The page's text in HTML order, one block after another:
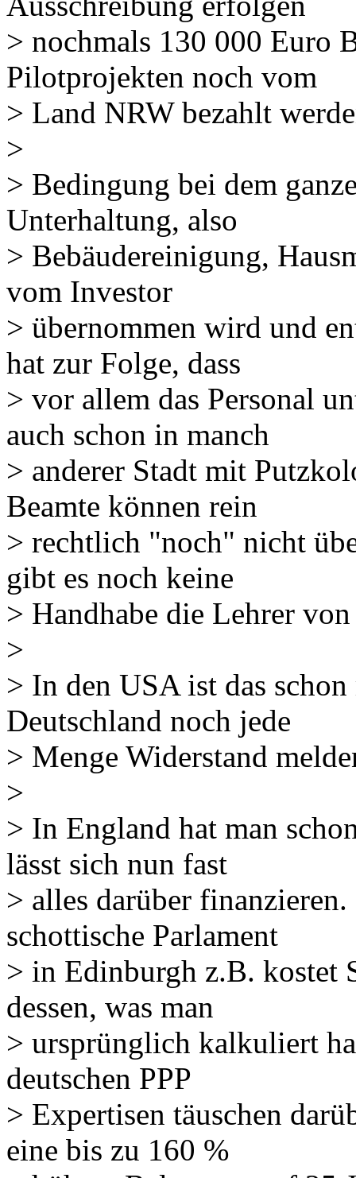
> nochmals 130 000 Euro
Pilotprojekten noch vom
> Land NRW bezahlt
>
> Bedingung bei dem
Unterhaltung, also
> Bebäudereinigung,
vom Investor
> übernommen wird und
hat zur Folge, dass
> vor allem das Personal
auch schon in manch
> anderer Stadt mit
Beamte können rein
> rechtlich "noch" nicht
gibt es noch keine
> Handhabe die Lehrer
>
> In den USA ist das
Deutschland noch jede
> Menge Widerstand
>
> In England hat man
lässt sich nun fast
> alles darüber
schottische Parlament
> in Edinburgh z.B. kostet
dessen, was man
> ursprünglich kalkuliert
deutschen PPP
> Expertisen täuschen
eine bis zu 160 %